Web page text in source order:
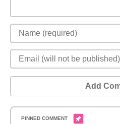
Add